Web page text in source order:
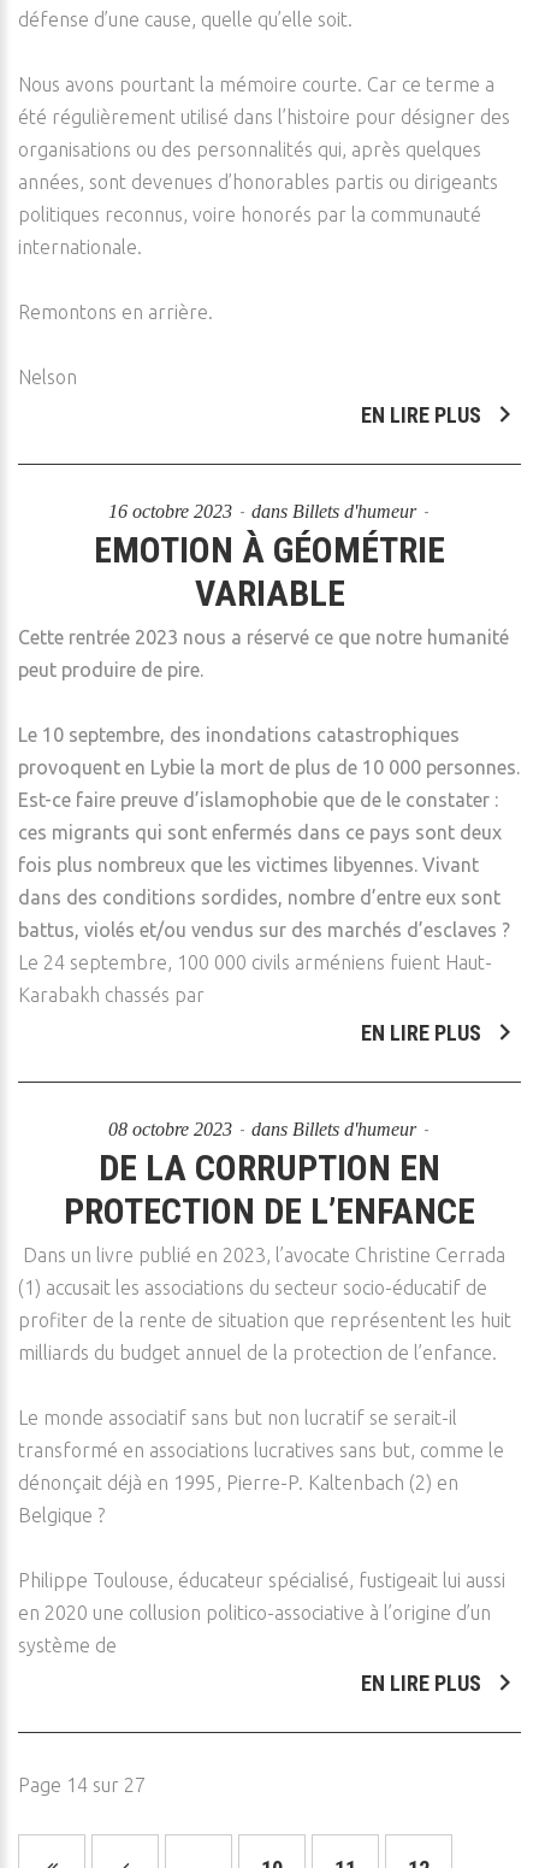
défense d’une cause, quelle qu’elle soit.
Nous avons pourtant la mémoire courte. Car ce terme a
été régulièrement utilisé dans l’histoire pour désigner des
organisations ou des personnalités qui, après quelques
années, sont devenues d’honorables partis ou dirigeants
politiques reconnus, voire honorés par la communauté
internationale.
Remontons en arrière.
Nelson
EN LIRE PLUS
16 octobre 2023 dans Billets d'humeur
EMOTION À GÉOMÉTRIE
VARIABLE
Cette rentrée 2023 nous a réservé ce que notre humanité
peut produire de pire.
Le 10 septembre, des inondations catastrophiques
provoquent en Lybie la mort de plus de 10 000 personnes.
Est-ce faire preuve d’islamophobie que de le constater :
ces migrants qui sont enfermés dans ce pays sont deux
fois plus nombreux que les victimes libyennes. Vivant
dans des conditions sordides, nombre d’entre eux sont
battus, violés et/ou vendus sur des marchés d’esclaves ?
Le 24 septembre, 100 000 civils arméniens fuient Haut-
Karabakh chassés par
EN LIRE PLUS
08 octobre 2023 dans Billets d'humeur
DE LA CORRUPTION EN
PROTECTION DE L’ENFANCE
Dans un livre publié en 2023, l’avocate Christine Cerrada
(1) accusait les associations du secteur socio-éducatif de
profiter de la rente de situation que représentent les huit
milliards du budget annuel de la protection de l’enfance.
Le monde associatif sans but non lucratif se serait-il
transformé en associations lucratives sans but, comme le
dénonçait déjà en 1995, Pierre-P. Kaltenbach (2) en
Belgique ?
Philippe Toulouse, éducateur spécialisé, fustigeait lui aussi
en 2020 une collusion politico-associative à l’origine d’un
système de
EN LIRE PLUS
Page 14 sur 27